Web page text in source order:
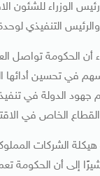
الوزراء للشئون
التنفيذي
أن الحكومة تواصل
في تحسين أدائها
جهود الدولة في
الخاص في
هيكلة الشركات
إلى أن الحكومة